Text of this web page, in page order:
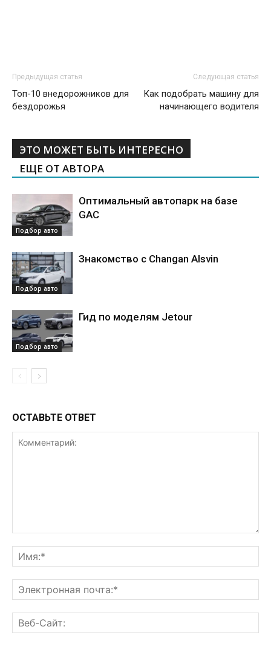
Предыдущая статья
Топ-10 внедорожников для
бездорожья
Следующая статья
Как подобрать машину для
начинающего водителя
ЭТО МОЖЕТ БЫТЬ ИНТЕРЕСНО
ЕЩЕ ОТ АВТОРА
Подбор авто
Оптимальный автопарк на базе
GAC
Подбор авто
Знакомство с Changan Alsvin
Подбор авто
Гид по моделям Jetour
ОСТАВЬТЕ ОТВЕТ